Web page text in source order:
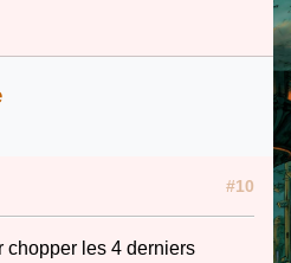
#10
chopper les 4 derniers